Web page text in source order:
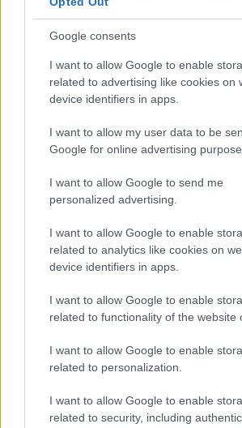
Google consents
I want to allow Google to enable
related to advertising like cookies on
device identifiers in apps.
I want to allow my user data to be
Google for online advertising
I want to allow Google to send me
personalized advertising.
I want to allow Google to enable
related to analytics like cookies on
device identifiers in apps.
I want to allow Google to enable
related to functionality of the website
I want to allow Google to enable
related to personalization.
I want to allow Google to enable
related to security, including
b
o
o
k
te
r st
p
p
NOTIZIE RECENTI
Controlli rafforzati in Costa
arresti e 135 denunce
Tre milioni di euro dalla
nuove aule nelle scuole di Olbia
Incidente sulla provinciale
Incidente sulla strada
un ferito
Sangue, musica e solidarietà
Delta Center